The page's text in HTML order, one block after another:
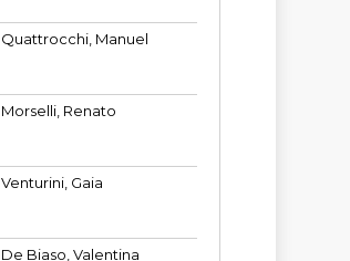
Quattrocchi, Manuel
Morselli, Renato
Venturini, Gaia
De Biaso, Valentina